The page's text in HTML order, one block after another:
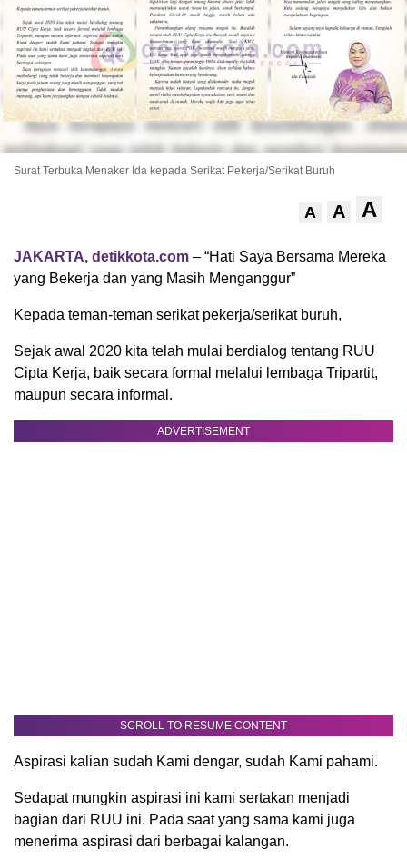
Surat Terbuka Menaker Ida kepada Serikat Pekerja/Serikat Buruh
A A A
JAKARTA, detikkota.com – “Hati Saya Bersama Mereka
yang Bekerja dan yang Masih Menganggur”
Kepada teman-teman serikat pekerja/serikat buruh,
Sejak awal 2020 kita telah mulai berdialog tentang RUU
Cipta Kerja, baik secara formal melalui lembaga Tripartit,
maupun secara informal.
ADVERTISEMENT
SCROLL TO RESUME CONTENT
Aspirasi kalian sudah Kami dengar, sudah Kami pahami.
Sedapat mungkin aspirasi ini kami sertakan menjadi
bagian dari RUU ini. Pada saat yang sama kami juga
menerima aspirasi dari berbagai kalangan.